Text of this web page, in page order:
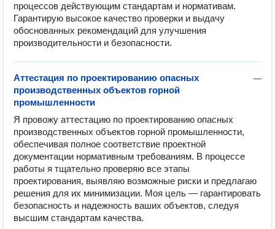
процессов действующим стандартам и нормативам.
Гарантирую высокое качество проверки и выдачу
обоснованных рекомендаций для улучшения
производительности и безопасности.
—
Аттестация по проектированию опасных
производственных объектов горной
промышленности
Я провожу аттестацию по проектированию опасных
производственных объектов горной промышленности,
обеспечивая полное соответствие проектной
документации нормативным требованиям. В процессе
работы я тщательно проверяю все этапы
проектирования, выявляю возможные риски и предлагаю
решения для их минимизации. Моя цель — гарантировать
безопасность и надежность ваших объектов, следуя
высшим стандартам качества.